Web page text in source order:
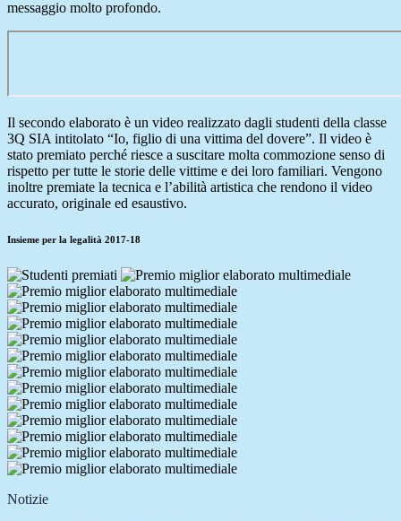
messaggio molto profondo.
Il secondo elaborato è un video realizzato dagli studenti della classe
3Q SIA intitolato “Io, figlio di una vittima del dovere”. Il video è
stato premiato perché riesce a suscitare molta commozione senso di
rispetto per tutte le storie delle vittime e dei loro familiari. Vengono
inoltre premiate la tecnica e l’abilità artistica che rendono il video
accurato, originale ed esaustivo.
Insieme per la legalità 2017-18
Notizie